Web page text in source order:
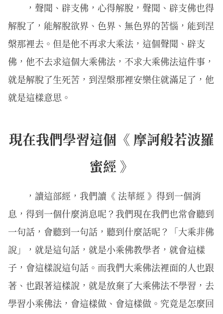
，聲聞、辟支佛，心得解脫，聲聞、辟支佛也得
解脫了，能解脫欲界、色界、無色界的苦惱，能到涅
槃那裡去。但是他不再求大乘法，這個聲聞、辟支
佛，他不去求這個大乘佛法，不求大乘佛法這件事，
就是解脫了生死苦，到涅槃那裡安樂住就滿足了，他
就是這樣意思。
現在我們學習這個《 摩訶般若波羅
蜜經 》
，讀這部經，我們讀《 法華經 》得到一個消
息，得到一個什麼消息呢？我們現在我們也常會聽到
一句話，會聽到一句話，聽到什麼話呢？「大乘非佛
說」，就是這句話，就是小乘佛教學者，就會這樣
子，會這樣說這句話。而我們大乘佛法裡面的人也跟
著、也跟著這樣說，就是放棄了大乘佛法不學習，去
學習小乘佛法，會這樣做、會這樣做。究竟是怎麼回